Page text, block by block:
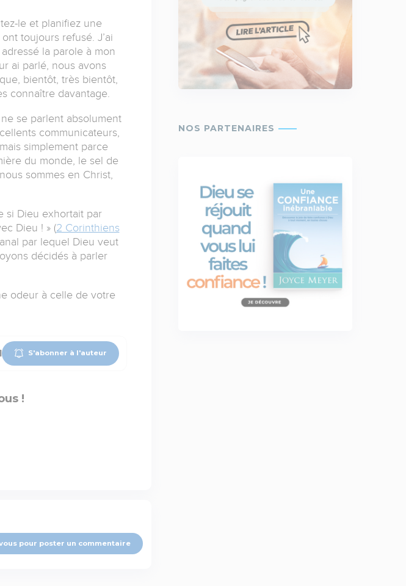
le et planifiez une
toujours refusé. J’ai
la parole à mon
ai parlé, nous avons
bientôt, très bientôt,
connaître davantage.
se parlent absolument
communicateurs,
simplement parce
du monde, le sel de
sommes en Christ,
si Dieu exhortait par
Dieu ! » (2 Corinthiens
par lequel Dieu veut
décidés à parler
odeur à celle de votre
S'abonner à l'auteur
!
pour poster un commentaire